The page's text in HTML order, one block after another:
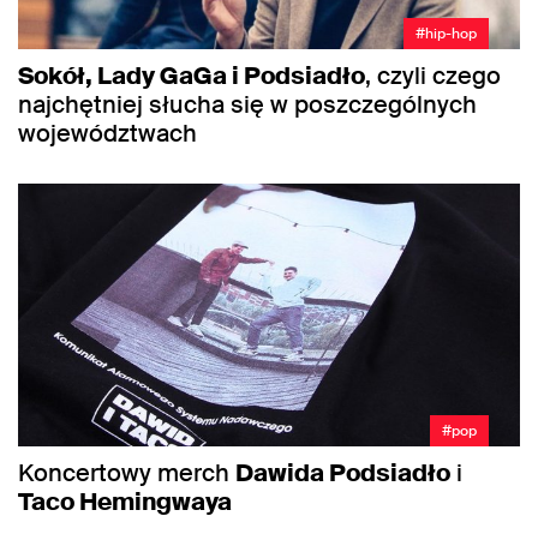
#hip-hop
Sokół, Lady GaGa i Podsiadło, czyli czego
najchętniej słucha się w poszczególnych
województwach
#pop
Koncertowy merch Dawida Podsiadło i
Taco Hemingwaya